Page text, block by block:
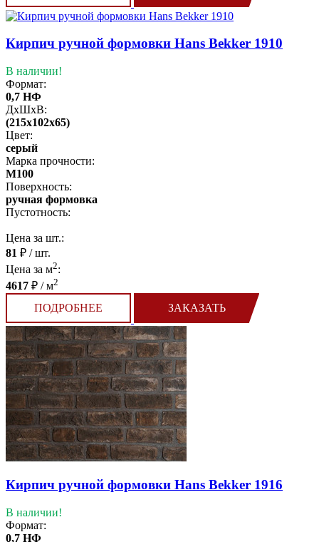
Кирпич ручной формовки Hans Bekker 1910
В наличии!
Формат:
0,7 НФ
ДхШхВ:
(215x102x65)
Цвет:
серый
Марка прочности:
М100
Поверхность:
ручная формовка
Пустотность:
Цена за шт.:
81 ₽ / шт.
Цена за м2:
4617 ₽ / м2
ПОДРОБНЕЕ ЗАКАЗАТЬ
Кирпич ручной формовки Hans Bekker 1916
В наличии!
Формат:
0,7 НФ